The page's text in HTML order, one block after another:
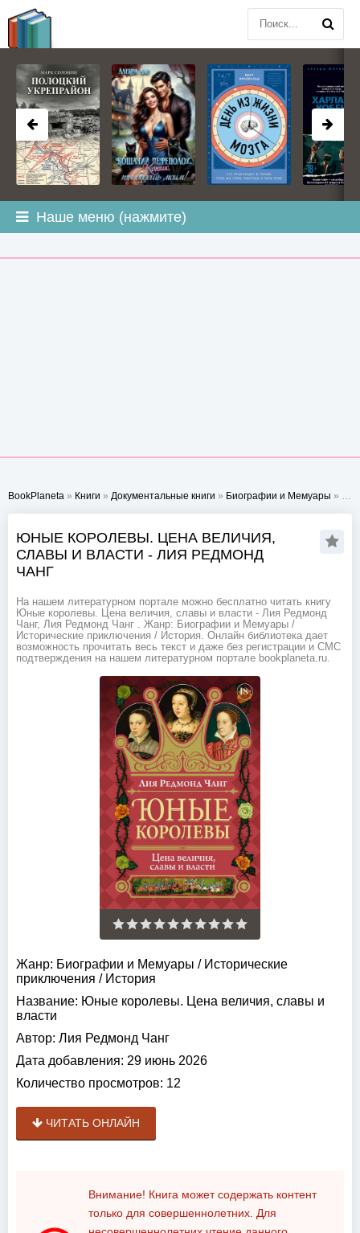
Наше меню (нажмите)
BookPlaneta » Книги » Документальные книги » Биографии и Мемуары » Юные королевы. Цена величия, славы и власти - Лия Редмонд Чанг
ЮНЫЕ КОРОЛЕВЫ. ЦЕНА ВЕЛИЧИЯ,
СЛАВЫ И ВЛАСТИ - ЛИЯ РЕДМОНД
ЧАНГ
На нашем литературном портале можно бесплатно читать книгу
Юные королевы. Цена величия, славы и власти - Лия Редмонд
Чанг, Лия Редмонд Чанг . Жанр: Биографии и Мемуары /
Исторические приключения / История. Онлайн библиотека дает
возможность прочитать весь текст и даже без регистрации и СМС
подтверждения на нашем литературном портале bookplaneta.ru.
Жанр: Биографии и Мемуары / Исторические
приключения / История
Название: Юные королевы. Цена величия, славы и
власти
Автор: Лия Редмонд Чанг
Дата добавления: 29 июнь 2026
Количество просмотров: 12
ЧИТАТЬ ОНЛАЙН
Внимание! Книга может содержать контент
только для совершеннолетних. Для
BOOKPLANETA.COM